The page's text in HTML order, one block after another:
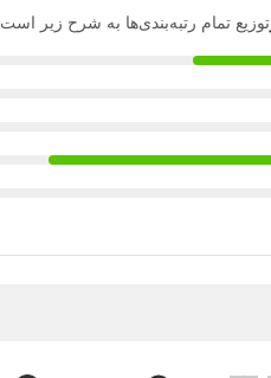
توزیع تمام رتبه‌بندی‌ها به شرح زیر است.